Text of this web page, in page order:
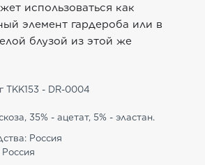
использоваться как
элемент гардероба или в
блузой из этой же
TKK153 - DR-0004
35% - ацетат, 5% - эластан.
Россия